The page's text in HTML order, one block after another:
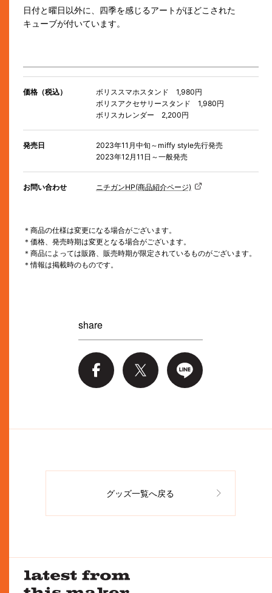
日付と曜日以外に、四季を感じるアートがほどこされた
キューブが付いています。
価格（税込）
ボリススマホスタンド 1,980円
ボリスアクセサリースタンド 1,980円
ボリスカレンダー 2,200円
発売日
2023年11月中旬～miffy style先行発売
2023年12月11日～一般発売
お問い合わせ ニチガンHP(商品紹介ページ)
＊商品の仕様は変更になる場合がございます。
＊価格、発売時期は変更となる場合がございます。
＊商品によっては販路、販売時期が限定されているものがございます。
＊情報は掲載時のものです。
share
グッズ一覧へ戻る